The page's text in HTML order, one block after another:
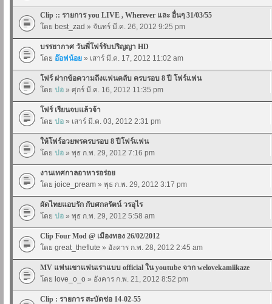
Clip :: รายการ you LIVE , Wherever และ อื่นๆ 31/03/55
โดย best_zad » จันทร์ มี.ค. 26, 2012 9:25 pm
บรรยากาศ วันพี่โฟร์รับปริญญา HD
โดย อ๊อฟน้อย » เสาร์ มี.ค. 17, 2012 11:02 am
โฟร์ ฝากข้อความถึงแฟนคลับ ครบรอบ 8 ปี โฟร์แฟน
โดย ปอ » ศุกร์ มี.ค. 16, 2012 11:35 pm
โฟร์ เรียนจบแล้วจ้า
โดย ปอ » เสาร์ มี.ค. 03, 2012 2:31 pm
ให้โฟร์อวยพรครบรอบ 8 ปีโฟร์แฟน
โดย ปอ » พุธ ก.พ. 29, 2012 7:16 pm
งานเทศกาลอาหารอร่อย
โดย joice_pream » พุธ ก.พ. 29, 2012 3:17 pm
ผัดไทยแอบรัก กับศกลรัตน์ วรอุไร
โดย ปอ » พุธ ก.พ. 29, 2012 5:58 am
Clip Four Mod @ เมืองทอง 26/02/2012
โดย great_theflute » อังคาร ก.พ. 28, 2012 2:45 am
MV แฟนเขาแฟนเราแบบ official ใน youtube จาก welovekamiikaze
โดย love_o_o » อังคาร ก.พ. 21, 2012 8:52 pm
Clip : รายการ สะบัดช่อ 14-02-55